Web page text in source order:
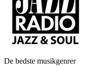
De bedste musikgenrer